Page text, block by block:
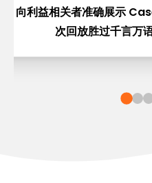
向利益相关者准确展示
次回放胜过千言万